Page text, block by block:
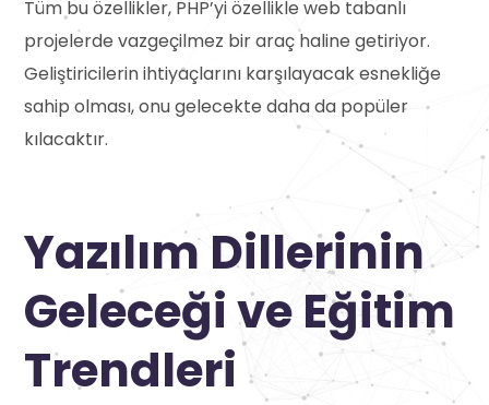
Tüm bu özellikler, PHP’yi özellikle web tabanlı
projelerde vazgeçilmez bir araç haline getiriyor.
Geliştiricilerin ihtiyaçlarını karşılayacak esnekliğe
sahip olması, onu gelecekte daha da popüler
kılacaktır.
Yazılım Dillerinin
Geleceği ve Eğitim
Trendleri